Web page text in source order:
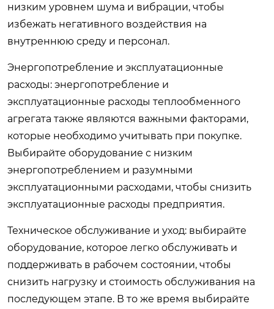
низким уровнем шума и вибрации, чтобы
избежать негативного воздействия на
внутреннюю среду и персонал.
Энергопотребление и эксплуатационные
расходы: энергопотребление и
эксплуатационные расходы теплообменного
агрегата также являются важными факторами,
которые необходимо учитывать при покупке.
Выбирайте оборудование с низким
энергопотреблением и разумными
эксплуатационными расходами, чтобы снизить
эксплуатационные расходы предприятия.
Техническое обслуживание и уход: выбирайте
оборудование, которое легко обслуживать и
поддерживать в рабочем состоянии, чтобы
снизить нагрузку и стоимость обслуживания на
последующем этапе. В то же время выбирайте